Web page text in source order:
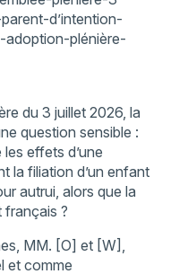
d’intention-
plénière-
du 3 juillet 2026, la
question sensible :
effets d’une
la filiation d’un enfant
autrui, alors que la
français ?
MM. [O] et [W],
et comme